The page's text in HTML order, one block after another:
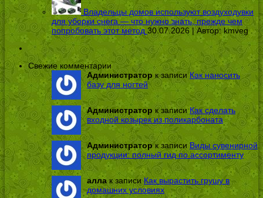
Владельцы домов используют воздуходувки
для уборки снега — что нужно знать, прежде чем
попробовать этот метод 30.07.2026 | Автор: kmveg
Свежие комментарии
Администратор к записиКак наносить
базу для ногтей
Администратор к записиКак сделать
входной козырек из поликарбоната
Администраторк записиВиды сувенирной
продукции: полный гид по ассортименту
аллак записиКак вырастить грушу в
домашних условиях